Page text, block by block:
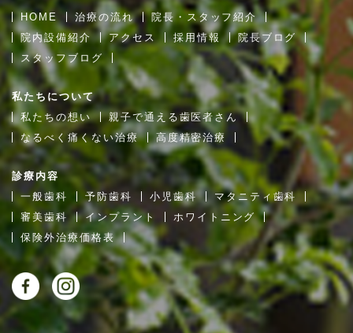
HOME 治療の流れ
院長・スタッフ紹介
院内設備紹介
アクセス 採用情報
院長ブログ
スタッフブログ
私たちについて
私たちの想い
親子で通える歯医者さん
なるべく痛くない治療
高度精密治療
診療内容
一般歯科
予防歯科 小児歯科
マタニティ歯科
審美歯科
インプラント
ホワイトニング
保険外治療価格表